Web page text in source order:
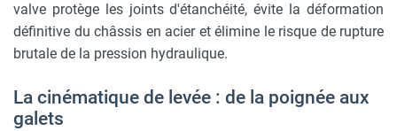
valve protège les joints d'étanchéité, évite la déformation
définitive du châssis en acier et élimine le risque de rupture
brutale de la pression hydraulique.
La cinématique de levée : de la poignée aux
galets